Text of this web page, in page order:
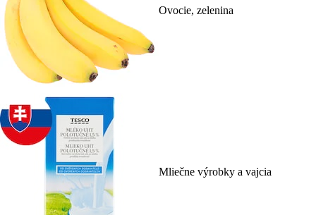
Ovocie, zelenina
Mliečne výrobky a vajcia